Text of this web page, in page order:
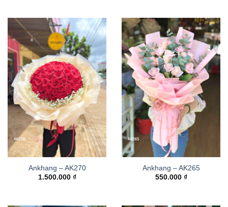
Ankhang – AK270
1.500.000 ₫
Ankhang – AK265
550.000 ₫